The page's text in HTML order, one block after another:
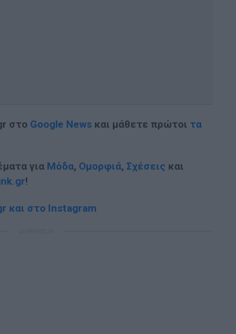
στο Google News και μάθετε πρώτοι τα
για Μόδα, Ομορφιά, Σχέσεις και
!
και στο Instagram